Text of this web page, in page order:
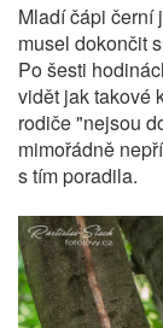
Mladí čápi černí
musel dokončit
Po šesti
vidět jak takové
rodiče "nejsou
mimořádně
s tím poradila.